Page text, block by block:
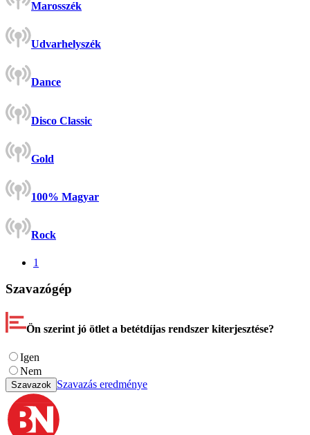
Marosszék
Udvarhelyszék
Dance
Disco Classic
Gold
100% Magyar
Rock
1
Szavazógép
Ön szerint jó ötlet a betétdíjas rendszer kiterjesztése?
Igen
Nem
Szavazok Szavazás eredménye